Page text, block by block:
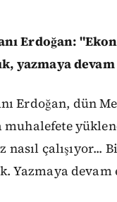
Erdoğan:
yazmaya
Erdoğan, dün
muhalefete
nasıl çalışıyor...
Yazmaya